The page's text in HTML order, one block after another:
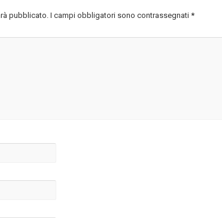
pubblicato. I campi obbligatori sono contrassegnati *